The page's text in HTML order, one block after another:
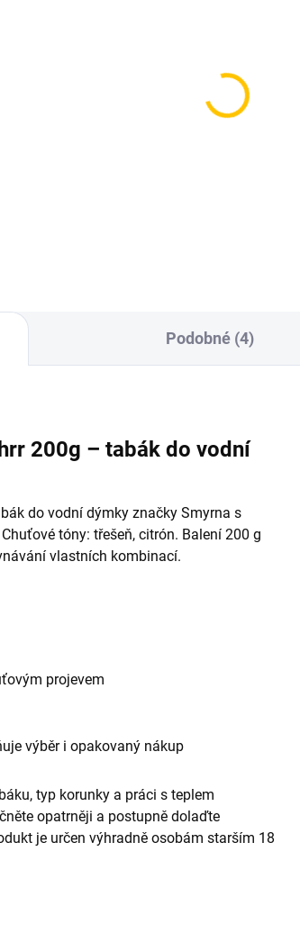
Podobné (4)
200g – tabák do vodní
do vodní dýmky značky Smyrna s
tóny: třešeň, citrón. Balení 200 g
vlastních kombinací.
projevem
výběr i opakovaný nákup
typ korunky a práci s teplem
opatrněji a postupně dolaďte
je určen výhradně osobám starším 18